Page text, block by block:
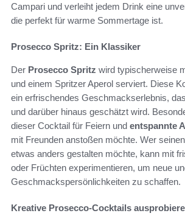
Campari und verleiht jedem Drink eine
die perfekt für warme Sommertage ist.
Prosecco Spritz: Ein Klassiker
Der Prosecco Spritz wird typischerweise
und einem Spritzer Aperol serviert. Diese
ein erfrischendes Geschmackserlebnis,
und darüber hinaus geschätzt wird.
dieser Cocktail für Feiern und entspannte
mit Freunden anstoßen möchte. Wer seinen
etwas anders gestalten möchte, kann mit
oder Früchten experimentieren, um neue
Geschmackspersönlichkeiten zu schaffen.
Kreative Prosecco-Cocktails